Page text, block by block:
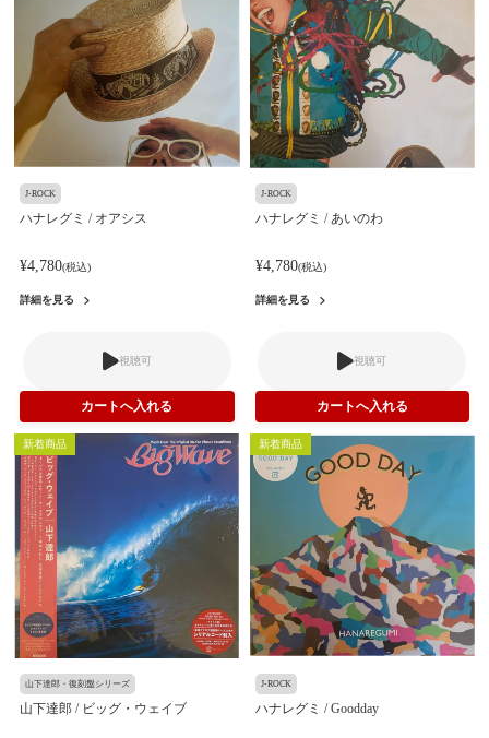
J-ROCK
ハナレグミ / オアシス
¥4,780(税込)
詳細を見る
視聴可
J-ROCK
ハナレグミ / あいのわ
¥4,780(税込)
詳細を見る
視聴可
新着商品
山下達郎・復刻盤シリーズ
山下達郎 / ビッグ・ウェイブ
新着商品
J-ROCK
ハナレグミ / Goodday